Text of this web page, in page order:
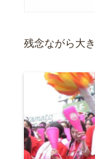
残念ながら大